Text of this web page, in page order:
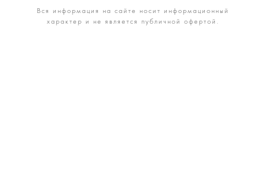
Вся информация на сайте носит информационный
характер и не является публичной офертой.